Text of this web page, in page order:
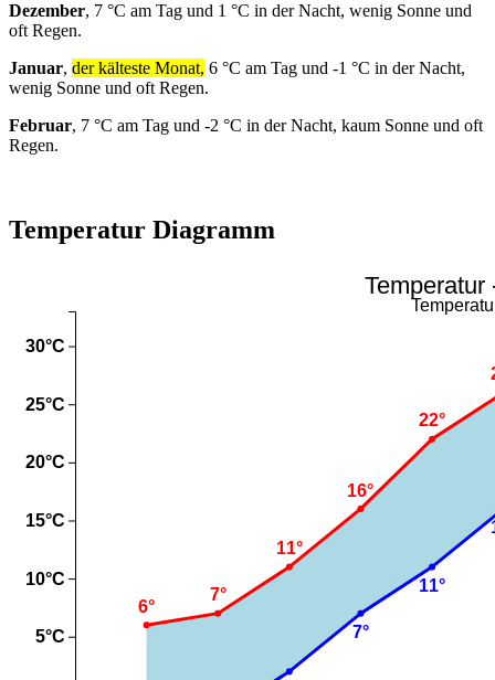
Dezember, 7 °C am Tag und 1 °C in der Nacht, wenig Sonne und
oft Regen.
Januar, der kälteste Monat, 6 °C am Tag und -1 °C in der Nacht,
wenig Sonne und oft Regen.
Februar, 7 °C am Tag und -2 °C in der Nacht, kaum Sonne und oft
Regen.
Temperatur Diagramm